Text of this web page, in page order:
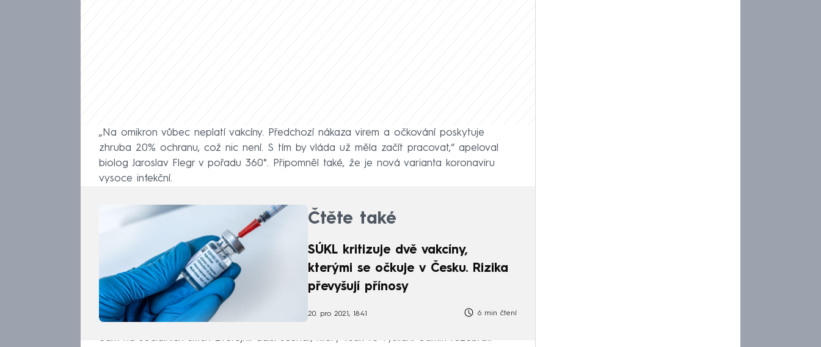
„Na omikron vůbec neplatí vakcíny. Předchozí nákaza virem a očkování poskytuje
zhruba 20% ochranu, což nic není. S tím by vláda už měla začít pracovat,“ apeloval
biolog Jaroslav Flegr v pořadu 360°. Připomněl také, že je nová varianta koronaviru
vysoce infekční.
Čtěte také
SÚKL kritizuje dvě vakcíny,
kterými se očkuje v Česku. Rizika
převyšují přínosy
20. pro 2021, 18:41 6 min čtení
Sám na sociálních sítích zveřejnil další scénář, který však ve vysílání odmítl rozebrat.